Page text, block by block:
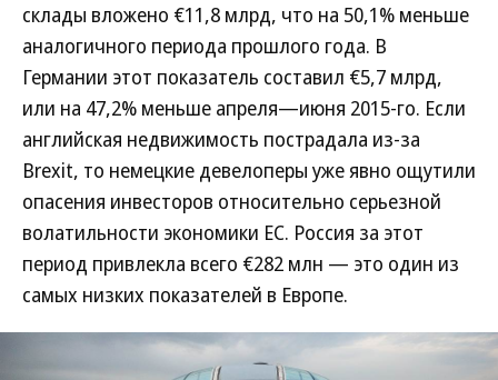
склады вложено €11,8 млрд, что на 50,1% меньше
аналогичного периода прошлого года. В
Германии этот показатель составил €5,7 млрд,
или на 47,2% меньше апреля—июня 2015-го. Если
английская недвижимость пострадала из-за
Brexit, то немецкие девелоперы уже явно ощутили
опасения инвесторов относительно серьезной
волатильности экономики ЕС. Россия за этот
период привлекла всего €282 млн — это один из
самых низких показателей в Европе.